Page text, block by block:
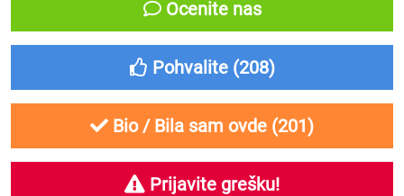
Ocenite nas
Pohvalite (208)
Bio / Bila sam ovde (201)
Prijavite grešku!